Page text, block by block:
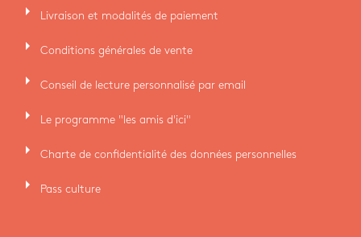
arrow_right Livraison et modalités de paiement
arrow_right Conditions générales de vente
arrow_right Conseil de lecture personnalisé par email
arrow_right Le programme "les amis d'ici"
arrow_right Charte de confidentialité des données personnelles
arrow_right Pass culture